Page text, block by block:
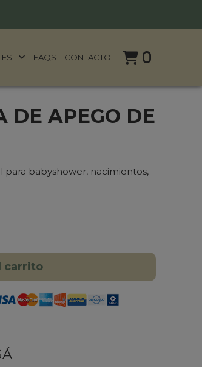
FAQS CONTACTO 0
DE APEGO DE
para babyshower, nacimientos,
carrito